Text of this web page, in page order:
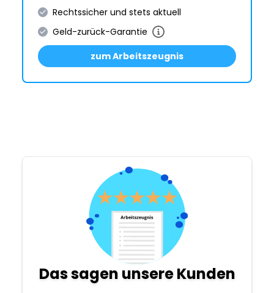
Rechtssicher und stets aktuell
Geld-zurück-Garantie
zum Arbeitszeugnis
Das sagen unsere Kunden